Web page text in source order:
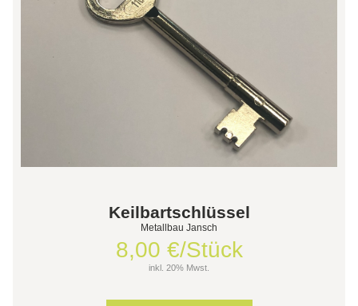
Keilbartschlüssel
Metallbau Jansch
8,00 €/Stück
inkl. 20% Mwst.